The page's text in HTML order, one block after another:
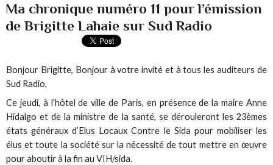
Ma chronique numéro 11 pour l’émission
de Brigitte Lahaie sur Sud Radio
Bonjour Brigitte, Bonjour à votre invité et à tous les auditeurs de
Sud Radio,
Ce jeudi, à l’hôtel de ville de Paris, en présence de la maire Anne
Hidalgo et de la ministre de la santé, se dérouleront les 23èmes
états généraux d’Elus Locaux Contre le Sida pour mobiliser les
élus et toute la société sur la nécessité de tout mettre en œuvre
pour aboutir à la fin au VIH/sida.